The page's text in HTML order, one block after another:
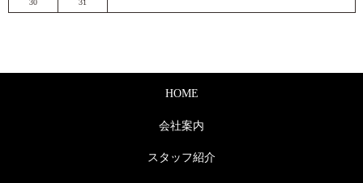
30 31
HOME
会社案内
スタッフ紹介